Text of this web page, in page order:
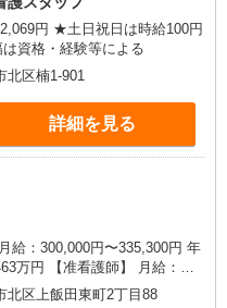
は時給100円
資格・経験等による
北区楠1-901
詳細を見る
給：300,000円〜335,300円 年
】 月給：
円 年収例：378万円〜427万円
北区上飯田東町2丁目88